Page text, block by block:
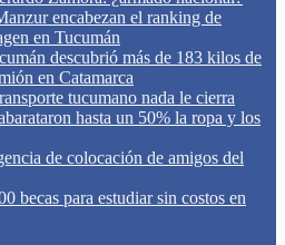
encabezan el ranking de
en Tucumán
descubrió más de 183 kilos de
en Catamarca
tucumano nada le cierra
hasta un 50% la ropa y los
de colocación de amigos del
becas para estudiar sin costos en